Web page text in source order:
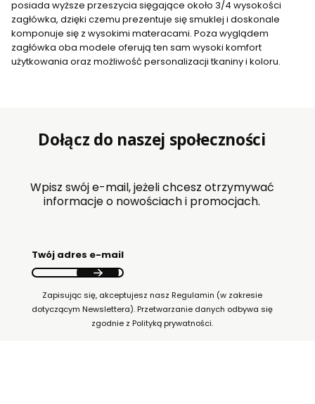
posiada wyższe przeszycia sięgające około 3/4 wysokości
zagłówka, dzięki czemu prezentuje się smuklej i doskonale
komponuje się z wysokimi materacami. Poza wyglądem
zagłówka oba modele oferują ten sam wysoki komfort
użytkowania oraz możliwość personalizacji tkaniny i koloru.
Dołącz do naszej społeczności
Wpisz swój e-mail, jeżeli chcesz otrzymywać
informacje o nowościach i promocjach.
Twój adres e-mail
Zapisując się, akceptujesz nasz Regulamin (w zakresie
dotyczącym Newslettera). Przetwarzanie danych odbywa się
zgodnie z Polityką prywatności.